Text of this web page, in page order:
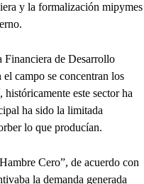
y la formalización mipymes
Financiera de Desarrollo
campo se concentran los
este sector ha
ha sido la limitada
lo que producían.
Cero”, de acuerdo con
la demanda generada